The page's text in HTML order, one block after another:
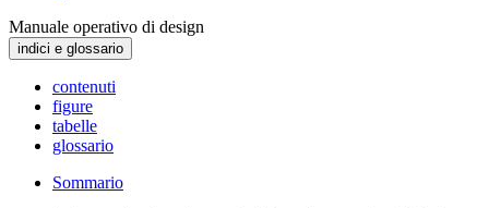
Manuale operativo di design
indici e glossario
contenuti
figure
tabelle
glossario
Sommario